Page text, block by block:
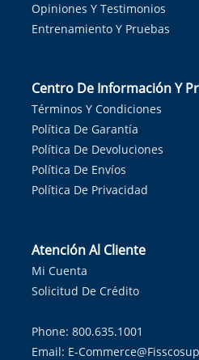
Opiniones Y Testimonios
Entrenamiento Y Pruebas
Centro De Información Y
Términos Y Condiciones
Política De Garantía
Política De Devoluciones
Política De Envíos
Política De Privacidad
Atención Al Cliente
Mi Cuenta
Solicitud De Crédito
Phone: 800.635.1001
Email: E-